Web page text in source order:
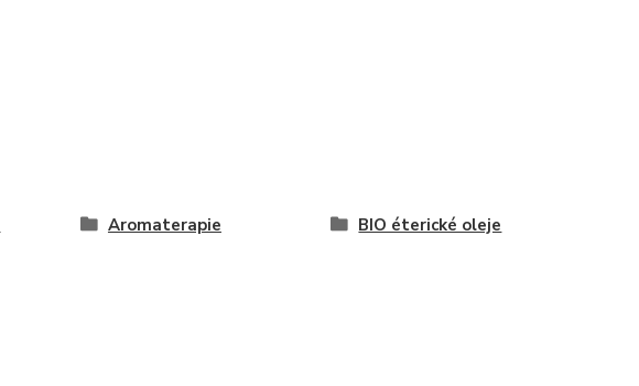
Aromaterapie BIO éterické oleje